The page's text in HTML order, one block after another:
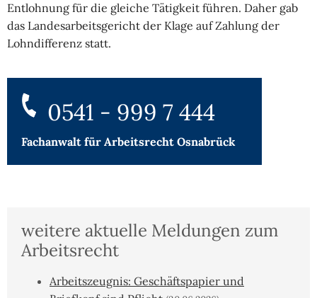
Entlohnung für die gleiche Tätigkeit führen. Daher gab
das Landesarbeitsgericht der Klage auf Zahlung der
Lohndifferenz statt.
0541 - 999 7 444
Fachanwalt für Arbeitsrecht Osnabrück
weitere aktuelle Meldungen zum
Arbeitsrecht
Arbeitszeugnis: Geschäftspapier und